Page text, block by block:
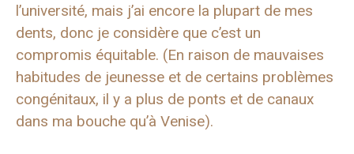
l’université, mais j’ai encore la plupart de mes
dents, donc je considère que c’est un
compromis équitable. (En raison de mauvaises
habitudes de jeunesse et de certains problèmes
congénitaux, il y a plus de ponts et de canaux
dans ma bouche qu’à Venise).